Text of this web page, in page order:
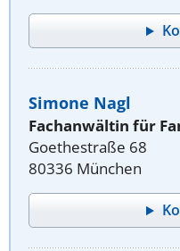
Simone Nagl
Fachanwältin für
Goethestraße 68
80336 München